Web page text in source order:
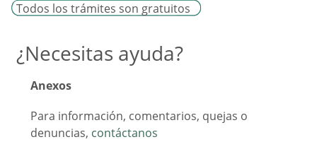
Todos los trámites son gratuitos
¿Necesitas ayuda?
Anexos
Para información, comentarios, quejas o
denuncias, contáctanos